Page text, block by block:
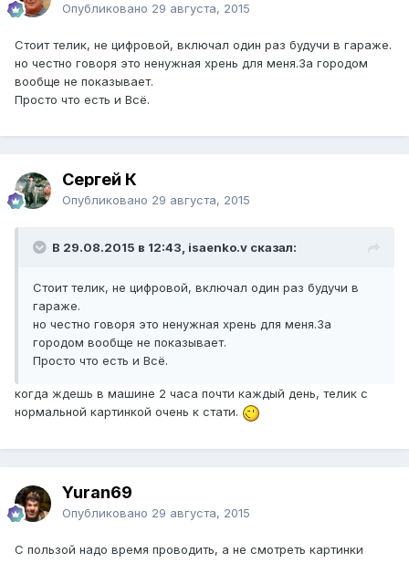
Опубликовано 29 августа, 2015
Стоит телик, не цифровой, включал один раз будучи в гараже.
но честно говоря это ненужная хрень для меня.За городом
вообще не показывает.
Просто что есть и Всё.
Сергей К
Опубликовано 29 августа, 2015
В 29.08.2015 в 12:43, isaenko.v сказал:
Стоит телик, не цифровой, включал один раз будучи в
гараже.
но честно говоря это ненужная хрень для меня.За
городом вообще не показывает.
Просто что есть и Всё.
когда ждешь в машине 2 часа почти каждый день, телик с
нормальной картинкой очень к стати.
Yuran69
Опубликовано 29 августа, 2015
С пользой надо время проводить, а не смотреть картинки